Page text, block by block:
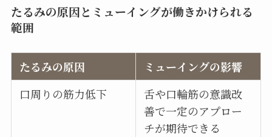
たるみの原因とミューイングが働きかけられる
範囲
たるみの原因
ミューイングの影響
口周りの筋力低下
舌や口輪筋の意識改
善で一定のアプロー
チが期待できる